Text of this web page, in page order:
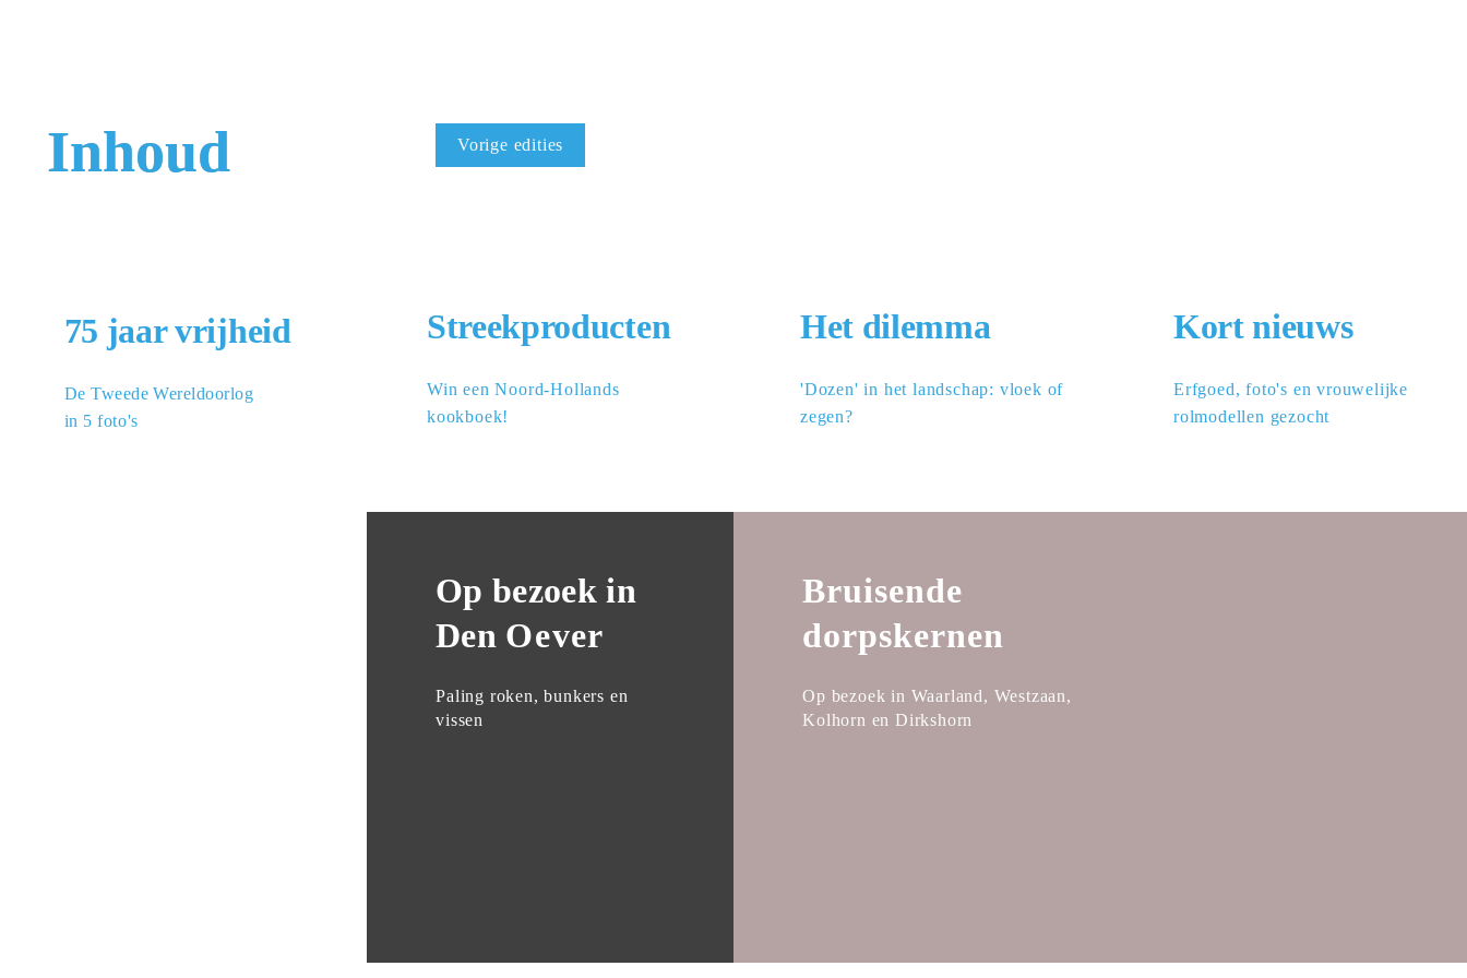
Inhoud Vorige edities
75 jaar vrijheid
De Tweede Wereldoorlog
in 5 foto's
Streekproducten
Win een Noord-Hollands
kookboek!
Het dilemma
'Dozen' in het landschap: vloek of
zegen?
Kort nieuws
Erfgoed, foto's en vrouwelijke
rolmodellen gezocht
Op bezoek in
Den Oever
Paling roken, bunkers en
vissen
Bruisende
dorpskernen
Op bezoek in Waarland, Westzaan,
Kolhorn en Dirkshorn